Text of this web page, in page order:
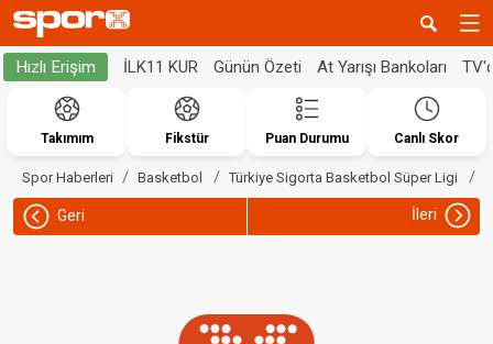
Hızlı Erişim İLK11 KUR Günün Özeti At Yarışı Bankoları
Takımım Fikstür Puan Durumu Canlı Skor
Spor Haberleri Basketbol Türkiye Sigorta Basketbol Süper Ligi
Geri İleri